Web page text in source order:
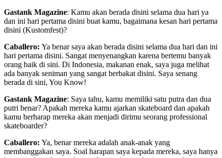
Gastank Magazine: Kamu akan berada disini selama dua hari ya
dan ini hari pertama disini buat kamu, bagaimana kesan hari pertama
disini (Kustomfest)?
Caballero: Ya benar saya akan berada disini selama dua hari dan ini
hari pertama disini. Sangat menyenangkan karena bertemu banyak
orang baik di sini. Di Indonesia, makanan enak, saya juga melihat
ada banyak seniman yang sangat berbakat disini. Saya senang
berada di sini, You Know!
Gastank Magazine: Saya tahu, kamu memiliki satu putra dan dua
putri benar? Apakah mereka kamu ajarkan skateboard dan apakah
kamu berharap mereka akan menjadi dirimu seorang professional
skateboarder?
Caballero: Ya, benar mereka adalah anak-anak yang
membanggakan saya. Soal harapan saya kepada mereka, saya hanya